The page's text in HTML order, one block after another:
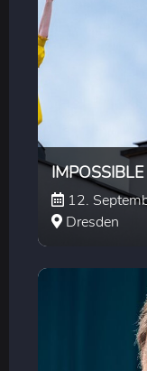
12.
Dresden